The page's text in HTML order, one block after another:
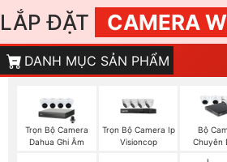
LẮP ĐẶT CAMERA
DANH MỤC SẢN PHẨM
Trọn Bộ Camera
Dahua Ghi Âm
Trọn Bộ Camera Ip
Visioncop
Bộ
Chuyên